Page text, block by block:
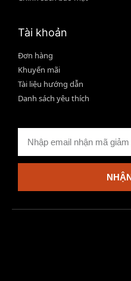
Tài khoản
Đơn hàng
Khuyến mãi
Tài liệu hướng dẫn
Danh sách yêu thích